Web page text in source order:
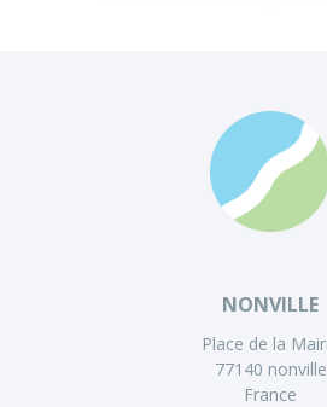
NONVILLE
Place de la
77140 nonville
France